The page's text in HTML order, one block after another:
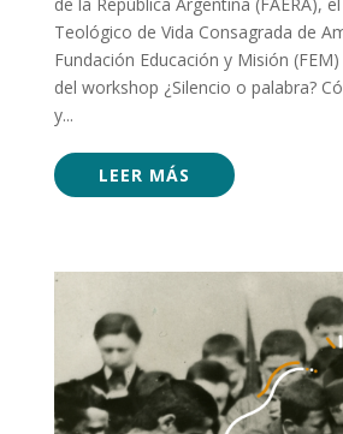
Teológico de Vida Consagrada de
Fundación Educación y Misión
del workshop ¿Silencio o palabra?
y...
LEER MÁS